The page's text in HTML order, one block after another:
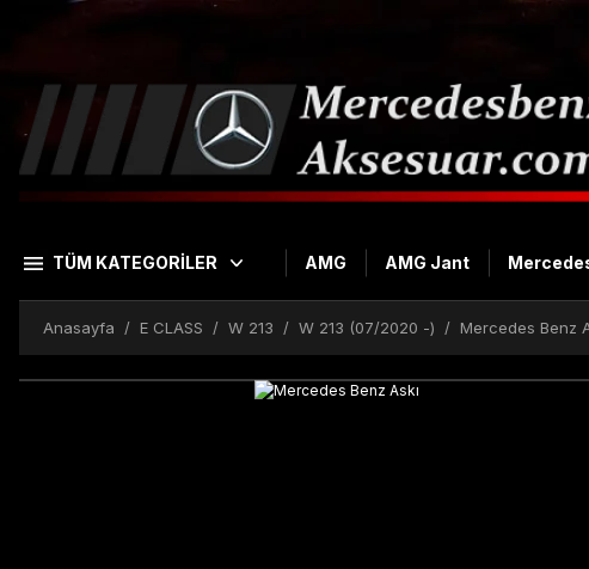
TÜM KATEGORİLER AMG AMG Jant
Anasayfa E CLASS W 213 W 213 (07/2020 -) Mercedes Benz